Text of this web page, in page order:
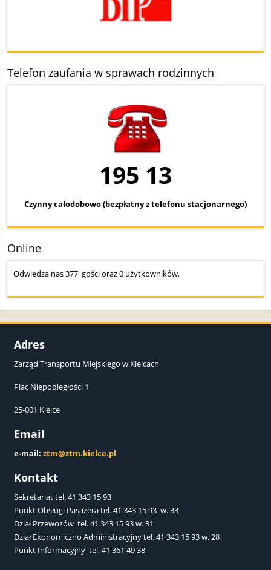
Telefon zaufania w sprawach rodzinnych
195 13
Czynny całodobowo (bezpłatny z telefonu stacjonarnego)
Online
Odwiedza nas 377 gości oraz 0 użytkowników.
Adres
Zarząd Transportu Miejskiego w Kielcach
Plac Niepodległości 1
25-001 Kielce
Email
e-mail: ztm@ztm.kielce.pl
Kontakt
Sekretariat tel. 41 343 15 93
Punkt Obsługi Pasażera tel. 41 343 15 93 w. 33
Dział Przewozów tel. 41 343 15 93 w. 31
Dział Ekonomiczno Administracyjny tel. 41 343 15 93 w. 28
Punkt Informacyjny tel. 41 361 49 38